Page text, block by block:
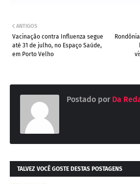
ANTIGOS
Vacinação contra Influenza segue
até 31 de julho, no Espaço Saúde,
em Porto Velho
Postado por Da
TALVEZ VOCÊ GOSTE DESTAS POSTAGENS